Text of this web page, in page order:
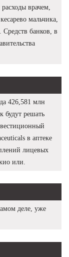
врачем,
мальчика,
Средств банков, в
426,581 млн
будут решать
в аптеке
лицевых
или.
деле, уже